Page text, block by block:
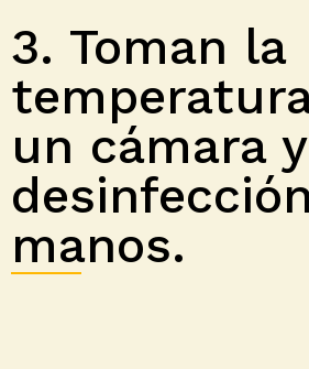
3. Toman la
un cámara
manos.